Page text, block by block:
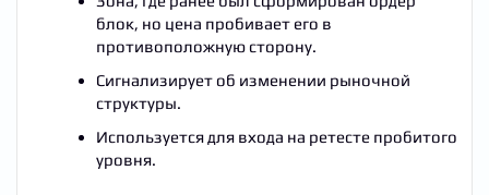
блок, но цена пробивает его в
противоположную сторону.
Сигнализирует об изменении рыночной
структуры.
Используется для входа на ретесте пробитого
уровня.